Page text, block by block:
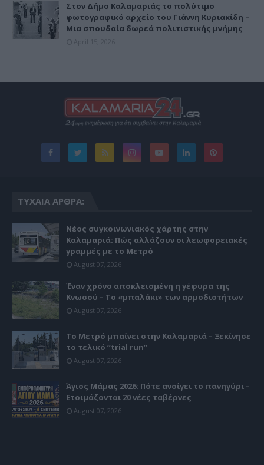
Στον Δήμο Καλαμαριάς το πολύτιμο
φωτογραφικό αρχείο του Γιάννη Κυριακίδη –
Μια σπουδαία δωρεά πολιτιστικής μνήμης
ΤΥΧΑΊΑ ΆΡΘΡΑ:
Νέος συγκοινωνιακός χάρτης στην
Καλαμαριά: Πώς αλλάζουν οι λεωφορειακές
γραμμές με το Μετρό
August 07, 2026
Έναν χρόνο αποκλεισμένη η γέφυρα της
Κνωσού – Το «μπαλάκι» των αρμοδιοτήτων
August 07, 2026
Το Μετρό μπαίνει στην Καλαμαριά – Ξεκίνησε
το τελικό “trial run”
August 07, 2026
Άγιος Μάμας 2026: Πότε ανοίγει το πανηγύρι –
Ετοιμάζονται 20 νέες ταβέρνες
August 07, 2026